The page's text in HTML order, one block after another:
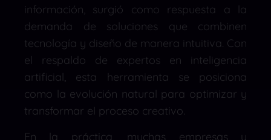
información, surgió como respuesta a la
demanda de soluciones que combinen
tecnología y diseño de manera intuitiva. Con
el respaldo de expertos en inteligencia
artificial, esta herramienta se posiciona
como la evolución natural para optimizar y
transformar el proceso creativo.
En la práctica, muchas empresas y